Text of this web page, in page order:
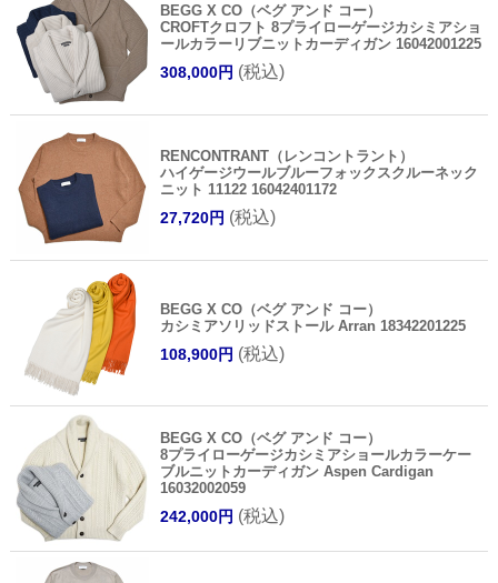
BEGG X CO（ベグ アンド コー）
CROFTクロフト 8プライローゲージカシミアショ
ールカラーリブニットカーディガン 16042001225
308,000円 (税込)
RENCONTRANT（レンコントラント）
ハイゲージウールブルーフォックスクルーネック
ニット 11122 16042401172
27,720円 (税込)
BEGG X CO（ベグ アンド コー）
カシミアソリッドストール Arran 18342201225
108,900円 (税込)
BEGG X CO（ベグ アンド コー）
8プライローゲージカシミアショールカラーケー
ブルニットカーディガン Aspen Cardigan
16032002059
242,000円 (税込)